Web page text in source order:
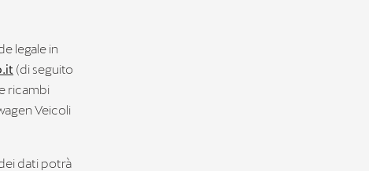
legale in
(di seguito
ricambi
Veicoli
dati potrà